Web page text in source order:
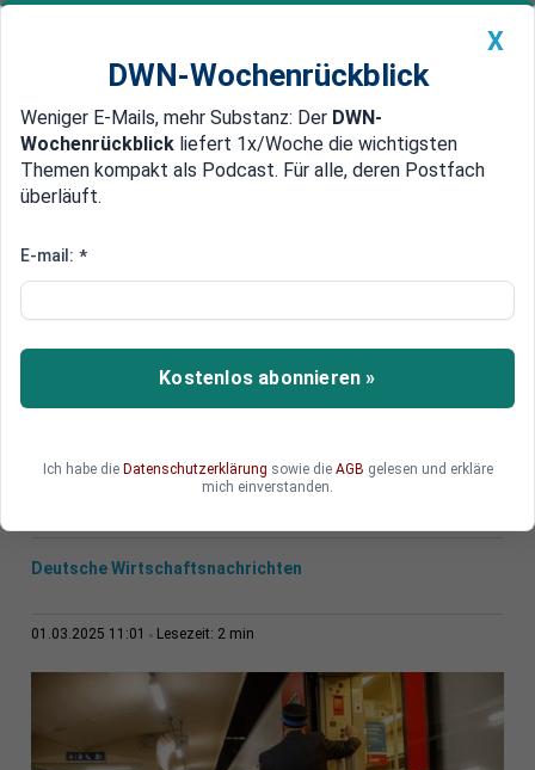
Newsticker MEIN DWN: Geldanlage Premium
Edelmetalle DWN-Magazin China
Tunnel-Wärme: Wie U-Bahnen
U-Bahnen bringen Menschen ans Ziel – und
könnten dabei gleichzeitig Wohnungen heizen.
Einige europäische Metropolen setzen bereits
in Deutschland umsetzbar?
Deutsche Wirtschaftsnachrichten
01.03.2025 11:01 Lesezeit: 2 min
X
DWN-Wochenrückblick
Weniger E-Mails, mehr Substanz: Der DWN-
Wochenrückblick liefert 1x/Woche die wichtigsten
Themen kompakt als Podcast. Für alle, deren Postfach
überläuft.
E-mail: *
Kostenlos abonnieren »
Ich habe die Datenschutzerklärung sowie die AGB gelesen und erkläre
mich einverstanden.